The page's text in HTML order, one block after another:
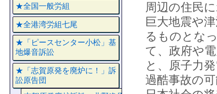
周辺の住民
巨大地震や
るものとな
て、政府や
と、原子力
過酷事故の
★全国一般労組
★全港湾労組七尾
★「ピースセンター小松」基
地爆音訴訟
★「志賀原発を廃炉に！」訴
訟原告団